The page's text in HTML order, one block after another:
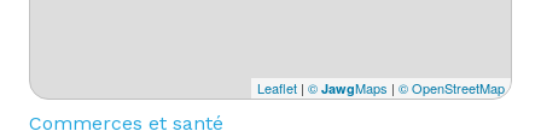
Leaflet | © JawgMaps | © OpenStreetMap
Commerces et santé